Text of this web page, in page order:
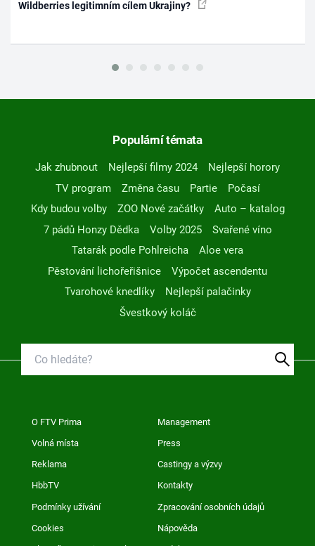
Wildberries legitimním cílem Ukrajiny?
Populární témata
Jak zhubnout Nejlepší filmy 2024
Nejlepší horory
TV program
Změna času Partie
Počasí
Kdy budou volby
ZOO Nové začátky
Auto – katalog
7 pádů Honzy Dědka
Volby 2025
Svařené víno
Tatarák podle Pohlreicha
Aloe vera
Pěstování lichořeřišnice
Výpočet ascendentu
Tvarohové knedlíky
Nejlepší palačinky
Švestkový koláč
O FTV Prima Management
Volná místa Press
Reklama Castingy a výzvy
HbbTV Kontakty
Podmínky užívání Zpracování osobních údajů
Cookies Nápověda